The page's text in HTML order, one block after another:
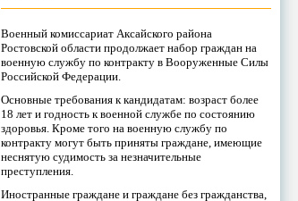
Военный комиссариат Аксайского района
Ростовской области продолжает набор граждан на
военную службу по контракту в Вооруженные Силы
Российской Федерации.
Основные требования к кандидатам: возраст более
18 лет и годность к военной службе по состоянию
здоровья. Кроме того на военную службу по
контракту могут быть приняты граждане, имеющие
неснятую судимость за незначительные
преступления.
Иностранные граждане и граждане без гражданства,